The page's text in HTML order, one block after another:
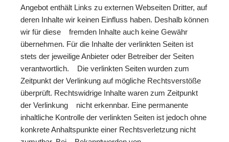
Angebot enthält Links zu externen Webseiten Dritter, auf
deren Inhalte wir keinen Einfluss haben. Deshalb können
wir für diese fremden Inhalte auch keine Gewähr
übernehmen. Für die Inhalte der verlinkten Seiten ist
stets der jeweilige Anbieter oder Betreiber der Seiten
verantwortlich. Die verlinkten Seiten wurden zum
Zeitpunkt der Verlinkung auf mögliche Rechtsverstöße
überprüft. Rechtswidrige Inhalte waren zum Zeitpunkt
der Verlinkung nicht erkennbar. Eine permanente
inhaltliche Kontrolle der verlinkten Seiten ist jedoch ohne
konkrete Anhaltspunkte einer Rechtsverletzung nicht